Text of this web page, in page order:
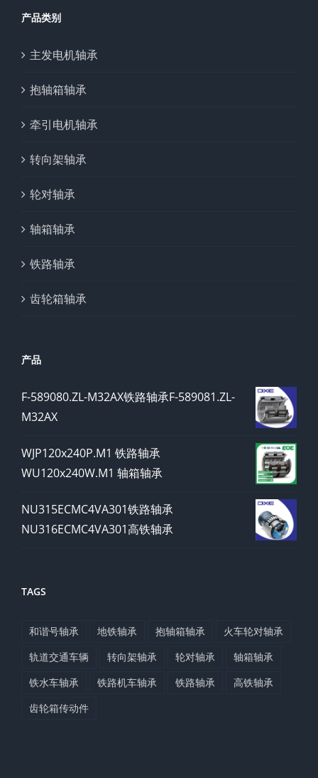
产品类别
主发电机轴承
抱轴箱轴承
牵引电机轴承
转向架轴承
轮对轴承
轴箱轴承
铁路轴承
齿轮箱轴承
产品
F-589080.ZL-M32AX铁路轴承F-589081.ZL-
M32AX
WJP120x240P.M1 铁路轴承
WU120x240W.M1 轴箱轴承
NU315ECMC4VA301铁路轴承
NU316ECMC4VA301高铁轴承
TAGS
和谐号轴承 地铁轴承 抱轴箱轴承
火车轮对轴承
轨道交通车辆
转向架轴承 轮对轴承
轴箱轴承
铁水车轴承
铁路机车轴承 铁路轴承
高铁轴承
齿轮箱传动件